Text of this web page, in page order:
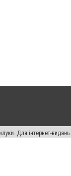
Для інтернет-